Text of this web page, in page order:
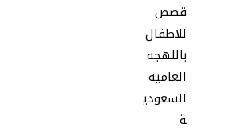
قصص
للاطفال
باللهجه
العاميه
السعودي
ة